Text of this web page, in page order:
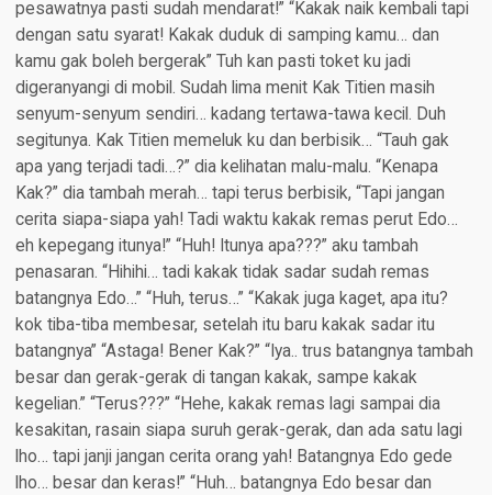
pesawatnya pasti sudah mendarat!” “Kakak naik kembali tapi
dengan satu syarat! Kakak duduk di samping kamu… dan
kamu gak boleh bergerak” Tuh kan pasti toket ku jadi
digeranyangi di mobil. Sudah lima menit Kak Titien masih
senyum-senyum sendiri… kadang tertawa-tawa kecil. Duh
segitunya. Kak Titien memeluk ku dan berbisik… “Tauh gak
apa yang terjadi tadi…?” dia kelihatan malu-malu. “Kenapa
Kak?” dia tambah merah… tapi terus berbisik, “Tapi jangan
cerita siapa-siapa yah! Tadi waktu kakak remas perut Edo…
eh kepegang itunya!” “Huh! Itunya apa???” aku tambah
penasaran. “Hihihi… tadi kakak tidak sadar sudah remas
batangnya Edo…” “Huh, terus…” “Kakak juga kaget, apa itu?
kok tiba-tiba membesar, setelah itu baru kakak sadar itu
batangnya” “Astaga! Bener Kak?” “Iya.. trus batangnya tambah
besar dan gerak-gerak di tangan kakak, sampe kakak
kegelian.” “Terus???” “Hehe, kakak remas lagi sampai dia
kesakitan, rasain siapa suruh gerak-gerak, dan ada satu lagi
lho… tapi janji jangan cerita orang yah! Batangnya Edo gede
lho… besar dan keras!” “Huh… batangnya Edo besar dan